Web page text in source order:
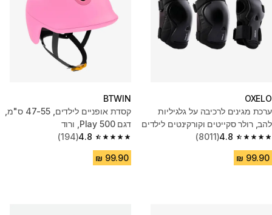
OXELO
ערכת מגינים לרכיבה על גלגיליות
להב, רולר סקייטים וקורקינטים לילדים
- שחור
4.8
4.8 out of 5 stars from 8011 reviews
(8011)
BTWIN
קסדת אופניים לילדים, 47-55 ס"מ,
דגם Play 500, ורוד
4.8
4.8 out of 5 stars from 194 reviews
(194)